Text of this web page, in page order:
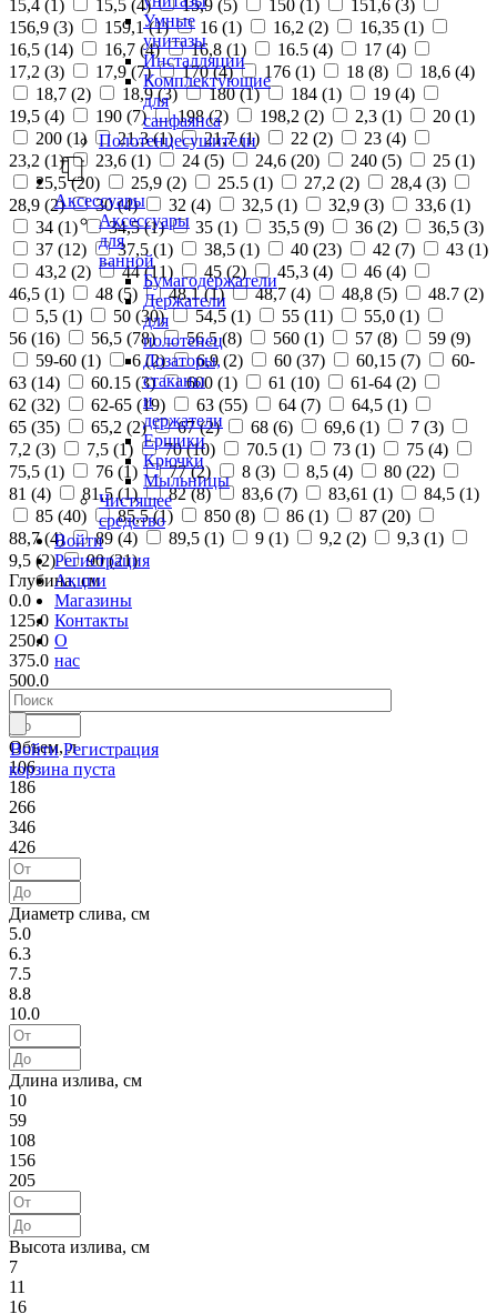
Умные
унитазы
Инсталляции
Комплектующие
для
санфаянса
Полотенцесушители
Аксессуары
Аксессуары
для
ванной
Бумагодержатели
Держатели
для
полотенец
Дозаторы,
стаканы
и
держатели
Ершики
Крючки
Мыльницы
Чистящее
средство
Войти
Регистрация
Акции
Магазины
Контакты
О
нас
Войти Регистрация
корзина пуста
15,4 (1 ) 15,5 (4) 15,9 (5) 150 (1 ) 151,6 (3)
156,9 (3) 159,1 (1) 16 (1) 16,2 (2) 16,35 (1)
16,5 (14) 16,7 (4) 16,8 (1) 16.5 (4) 17 (4)
17,2 (3) 17,9 (7) 170 (4) 176 (1) 18 (8) 18,6 (4)
18,7 (2) 18,9 (3) 180 (1) 184 (1) 19 (4)
19,5 (4) 190 (7) 198 (2) 198,2 (2) 2,3 (1) 20 (1)
200 (1) 21,3 (1) 21,7 (1) 22 (2) 23 (4)
23,2 (1) 23,6 (1) 24 (5) 24,6 (20) 240 (5) 25 (1)
25,5 (20) 25,9 (2) 25.5 (1) 27,2 (2) 28,4 (3)
28,9 (2) 30 (4) 32 (4) 32,5 (1) 32,9 (3) 33,6 (1)
34 (1) 34,5 (1) 35 (1) 35,5 (9) 36 (2) 36,5 (3)
37 (12) 37,5 (1) 38,5 (1) 40 (23) 42 (7) 43 (1)
43,2 (2) 44 (11) 45 (2) 45,3 (4) 46 (4)
46,5 (1) 48 (5) 48,1 (1) 48,7 (4) 48,8 (5) 48.7 (2)
5,5 (1) 50 (30) 54,5 (1) 55 (11) 55,0 (1)
56 (16) 56,5 (78) 56.5 (8) 560 (1) 57 (8) 59 (9)
59-60 (1) 6 (2) 6,9 (2) 60 (37) 60,15 (7)
60-
63 (14) 60.15 (3) 600 (1) 61 (10) 61-64 (2)
62 (32) 62-65 (19) 63 (55) 64 (7) 64,5 (1)
65 (35) 65,2 (2) 67 (2) 68 (6) 69,6 (1) 7 (3)
7,2 (3) 7,5 (1) 70 (10) 70.5 (1) 73 (1) 75 (4)
75,5 (1) 76 (1) 77 (2) 8 (3) 8,5 (4) 80 (22)
81 (4) 81,5 (1) 82 (8) 83,6 (7) 83,61 (1) 84,5 (1)
85 (40) 85,5 (1) 850 (8) 86 (1) 87 (20)
88,7 (4) 89 (4) 89,5 (1) 9 (1) 9,2 (2) 9,3 (1)
9,5 (2) 90 (21)
Глубина, см
0.0
125.0
250.0
375.0
500.0
Объем, л
106
186
266
346
426
Диаметр слива, см
5.0
6.3
7.5
8.8
10.0
Длина излива, см
10
59
108
156
205
Высота излива, см
7
11
16